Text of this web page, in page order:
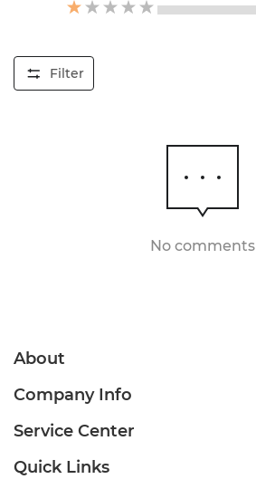
Filter
No comments
About
Company Info
Service Center
Quick Links